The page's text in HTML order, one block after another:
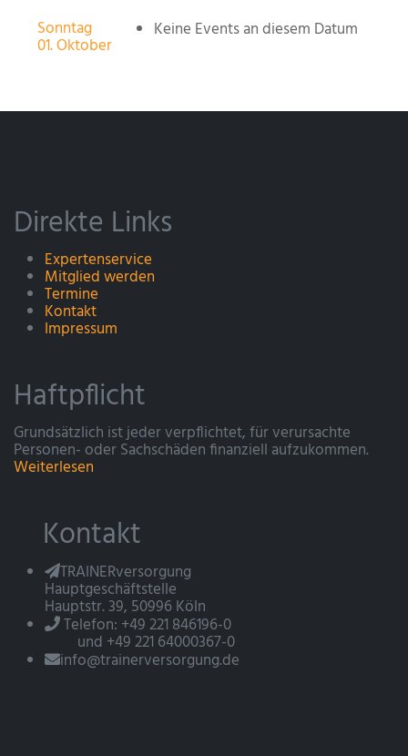
Sonntag
01. Oktober
Keine Events an diesem Datum
Direkte Links
Expertenservice
Mitglied werden
Termine
Kontakt
Impressum
Haftpflicht
Grundsätzlich ist jeder verpflichtet, für verursachte
Personen- oder Sachschäden finanziell aufzukommen.
Weiterlesen
Kontakt
TRAINERversorgung
Hauptgeschäftstelle
Hauptstr. 39, 50996 Köln
Telefon: +49 221 846196-0
und +49 221 64000367-0
info@trainerversorgung.de